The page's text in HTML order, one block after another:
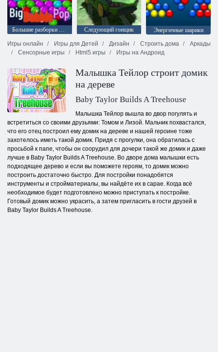
Большие разборки с пузырями Следующий гонщик
Энергичные шарики
Игры онлайн
Игры для Детей Дизайн Строить дома
Аркады
Сенсорные игры
Html5 игры Игры на Андроид
Малышка Тейлор строит домик
на дереве
Baby Taylor Builds A Treehouse
Малышка Тейлор вышла во двор погулять и
встретиться со своими друзьями: Томом и Лизой. Мальчик похвастался,
что его отец построил ему домик на дереве и нашей героине тоже
захотелось иметь такой домик. Придя с прогулки, она обратилась с
просьбой к папе, чтобы он соорудил для дочери такой же домик и даже
лучше в Baby Taylor Builds A Treehouse. Во дворе дома малышки есть
подходящее дерево и если вы поможете героям, то домик можно
построить достаточно быстро. Для постройки понадобятся
инструменты и стройматериалы, вы найдёте их в сарае. Когда всё
необходимое будет подготовлено можно приступать к постройке.
Готовый домик можно украсить, а затем пригласить в гости друзей в
Baby Taylor Builds A Treehouse.